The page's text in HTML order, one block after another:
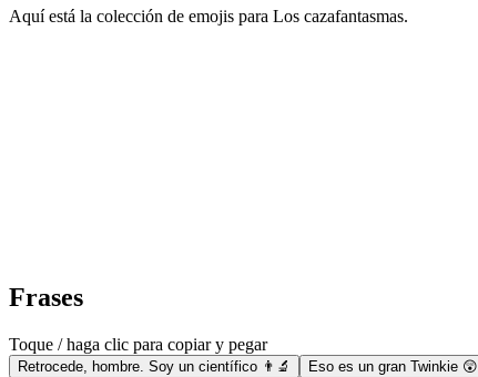
Aquí está la colección de emojis para Los cazafantasmas.
Frases
Toque / haga clic para copiar y pegar
Retrocede, hombre. Soy un científico 👨‍🔬 Eso es un gran Twinkie 😲